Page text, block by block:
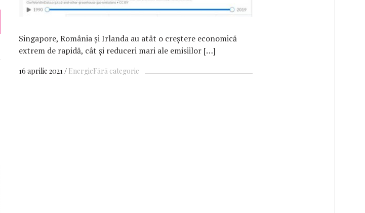
Singapore, România și Irlanda au atât o creștere economică
extrem de rapidă, cât și reduceri mari ale emisiilor […]
16 aprilie 2021 EnergieFără categorie